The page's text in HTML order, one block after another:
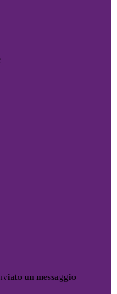
un messaggio